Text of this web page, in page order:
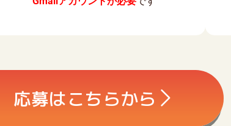
応募はこちらから